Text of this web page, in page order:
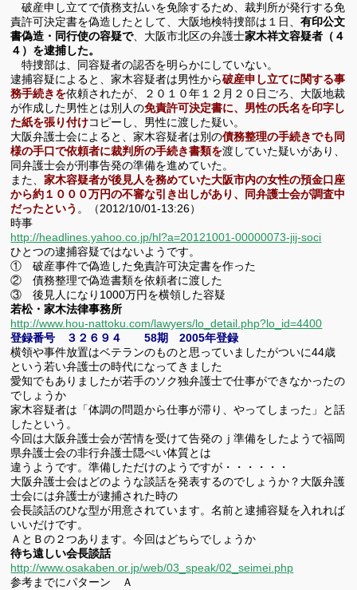
破産申し立てで債務支払いを免除するため、裁判所が発行する免
責許可決定書を偽造したとして、大阪地検特捜部は１日、有印公文
書偽造・同行使の容疑で、大阪市北区の弁護士家木祥文容疑者（４
４）を逮捕した。
特捜部は、同容疑者の認否を明らかにしていない。
逮捕容疑によると、家木容疑者は男性から破産申し立てに関する事
務手続きを依頼されたが、２０１０年１２月２０日ごろ、大阪地裁
が作成した男性とは別人の免責許可決定書に、男性の氏名を印字し
た紙を張り付けコピーし、男性に渡した疑い。
大阪弁護士会によると、家木容疑者は別の債務整理の手続きでも同
様の手口で依頼者に裁判所の手続き書類を渡していた疑いがあり、
同弁護士会が刑事告発の準備を進めていた。
また、家木容疑者が後見人を務めていた大阪市内の女性の預金口座
から約１０００万円の不審な引き出しがあり、同弁護士会が調査中
だったという 。（2012/10/01-13:26）
時事
http://headlines.yahoo.co.jp/hl?a=20121001-00000073-jij-soci
ひとつの逮捕容疑ではないようです。
① 破産事件で偽造した免責許可決定書を作った
② 債務整理で偽造書類を依頼者に渡した
③ 後見人になり1000万円を横領した容疑
若松・家木法律事務所
http://www.hou-nattoku.com/lawyers/lo_detail.php?lo_id=4400
登録番号 ３２６９４ 58期 2005年登録
横領や事件放置はベテランのものと思っていましたがついに44歳
という若い弁護士の時代になってきました
愛知でもありましたが若手のソク独弁護士で仕事ができなかったの
でしょうか
家木容疑者は「体調の問題から仕事が滞り、やってしまった」と話
したという。
今回は大阪弁護士会が苦情を受けて告発のｊ準備をしたようで福岡
県弁護士会の非行弁護士隠ぺい体質とは
違うようです。準備しただけのようですが・・・・・・
大阪弁護士会はどのような談話を発表するのでしょうか？大阪弁護
士会には弁護士が逮捕された時の
会長談話のひな型が用意されています。名前と逮捕容疑を入れれば
いいだけです。
ＡとＢの２つあります。今回はどちらでしょうか
待ち遠しい会長談話
http://www.osakaben.or.jp/web/03_speak/02_seimei.php
参考までにパターン Ａ